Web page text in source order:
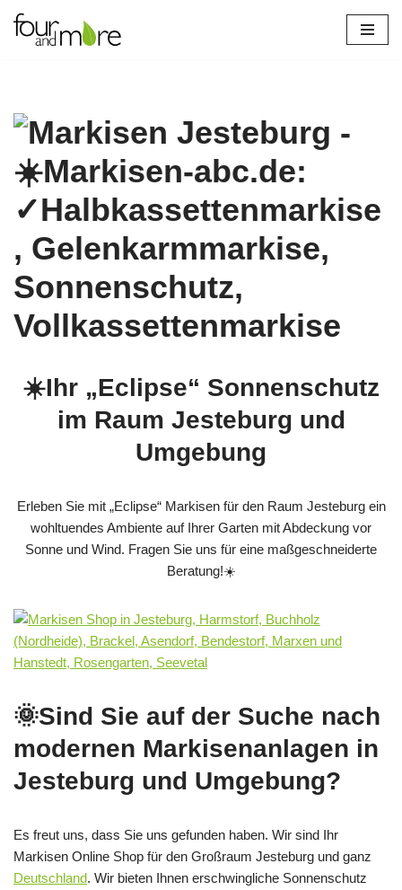
Zum
☀️Ihr „Eclipse“ Sonnenschutz
im Raum Jesteburg und
Umgebung
Erleben Sie mit „Eclipse“ Markisen für den Raum Jesteburg ein
wohltuendes Ambiente auf Ihrer Garten mit Abdeckung vor
Sonne und Wind. Fragen Sie uns für eine maßgeschneiderte
Beratung!☀️
🌞Sind Sie auf der Suche nach
modernen Markisenanlagen in
Jesteburg und Umgebung?
Es freut uns, dass Sie uns gefunden haben. Wir sind Ihr
Markisen Online Shop für den Großraum Jesteburg und ganz
Deutschland. Wir bieten Ihnen erschwingliche Sonnenschutz